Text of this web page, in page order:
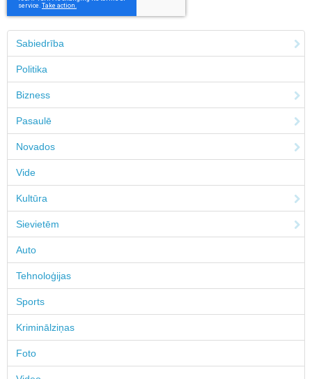
Sabiedrība
Politika
Bizness
Pasaulē
Novados
Vide
Kultūra
Sievietēm
Auto
Tehnoloģijas
Sports
Kriminālziņas
Foto